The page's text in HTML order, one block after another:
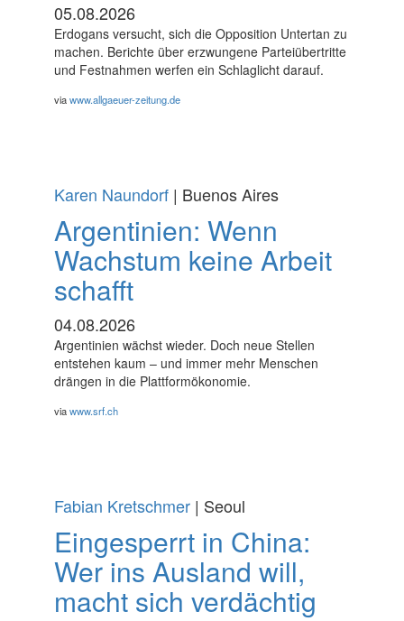
05.08.2026
Erdogans versucht, sich die Opposition Untertan zu
machen. Berichte über erzwungene Parteiübertritte
und Festnahmen werfen ein Schlaglicht darauf.
viawww.allgaeuer-zeitung.de
Karen Naundorf | Buenos Aires
Argentinien: Wenn
Wachstum keine Arbeit
schafft
04.08.2026
Argentinien wächst wieder. Doch neue Stellen
entstehen kaum – und immer mehr Menschen
drängen in die Plattformökonomie.
viawww.srf.ch
Fabian Kretschmer | Seoul
Eingesperrt in China:
Wer ins Ausland will,
macht sich verdächtig